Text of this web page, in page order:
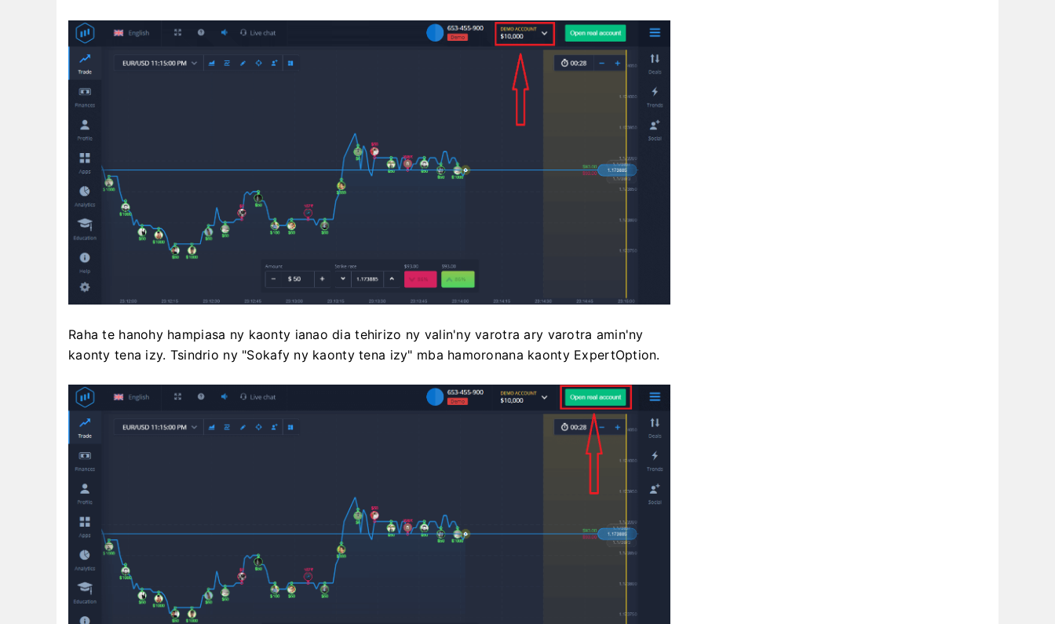
Raha te hanohy hampiasa ny kaonty ianao dia tehirizo ny valin'ny varotra ary varotra amin'ny
kaonty tena izy. Tsindrio ny "Sokafy ny kaonty tena izy" mba hamoronana kaonty ExpertOption.